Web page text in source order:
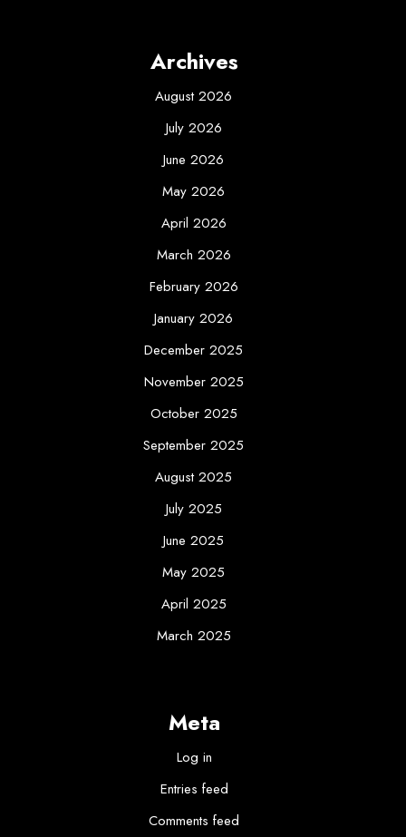
Archives
August 2026
July 2026
June 2026
May 2026
April 2026
March 2026
February 2026
January 2026
December 2025
November 2025
October 2025
September 2025
August 2025
July 2025
June 2025
May 2025
April 2025
March 2025
Meta
Log in
Entries feed
Comments feed